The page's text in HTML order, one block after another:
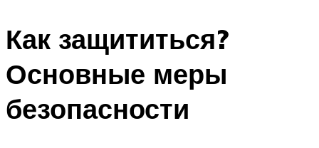
Как защититься?
Основные меры
безопасности